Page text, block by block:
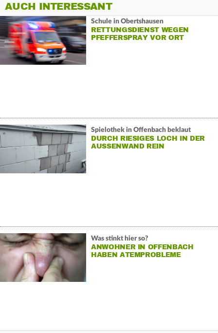
AUCH INTERESSANT
Schule in Obertshausen
RETTUNGSDIENST WEGEN
PFEFFERSPRAY VOR ORT
Spielothek in Offenbach beklaut
DURCH RIESIGES LOCH IN DER
AUSSENWAND REIN
Was stinkt hier so?
ANWOHNER IN OFFENBACH
HABEN ATEMPROBLEME